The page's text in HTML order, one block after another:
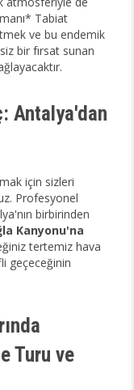
Tabiat
ve bu endemik
bir fırsat sunan
Antalya'dan
için sizleri
Profesyonel
birbirinden
Kanyonu'na
tertemiz hava
geçeceğinin
Turu ve